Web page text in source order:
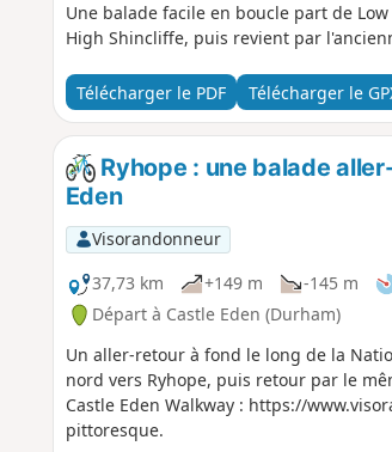
Une balade facile en boucle part de
High Shincliffe, puis revient par
Télécharger le PDF Télécharger le
Ryhope : une balade
Eden
Visorandonneur
37,73 km
+149 m -145 m
Départ à Castle Eden (Durham)
Un aller-retour à fond le long de la
nord vers Ryhope, puis retour par le
Castle Eden Walkway : https://
pittoresque.